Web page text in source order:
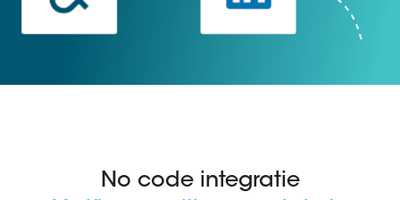
No code integratie